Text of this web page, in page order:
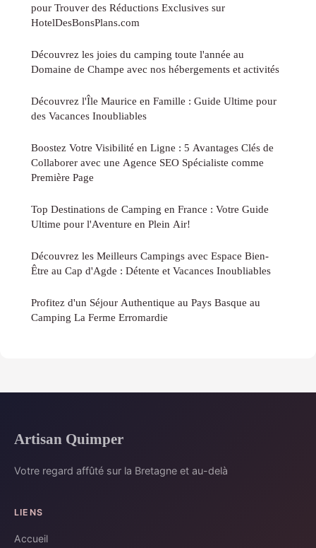
pour Trouver des Réductions Exclusives sur
HotelDesBonsPlans.com
Découvrez les joies du camping toute l'année au
Domaine de Champe avec nos hébergements et activités
Découvrez l'Île Maurice en Famille : Guide Ultime pour
des Vacances Inoubliables
Boostez Votre Visibilité en Ligne : 5 Avantages Clés de
Collaborer avec une Agence SEO Spécialiste comme
Première Page
Top Destinations de Camping en France : Votre Guide
Ultime pour l'Aventure en Plein Air!
Découvrez les Meilleurs Campings avec Espace Bien-
Être au Cap d'Agde : Détente et Vacances Inoubliables
Profitez d'un Séjour Authentique au Pays Basque au
Camping La Ferme Erromardie
Artisan Quimper
Votre regard affûté sur la Bretagne et au-delà
LIENS
Accueil